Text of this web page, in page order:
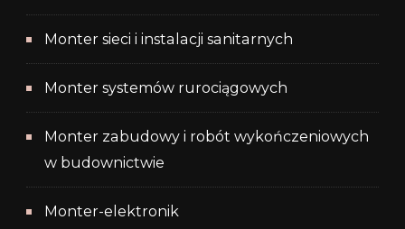
Monter sieci i instalacji sanitarnych
Monter systemów rurociągowych
Monter zabudowy i robót wykończeniowych
w budownictwie
Monter-elektronik